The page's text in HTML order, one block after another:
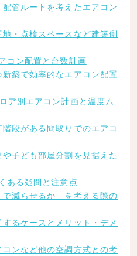
管ルートを考えたエアコン
・点検スペースなど建築側
コン配置と台数計画
築で効率的なエアコン配置
ア別エアコン計画と温度ム
段がある間取りでのエアコ
子ども部屋分割を見据えた
ある疑問と注意点
減らせるか」を考える際の
るケースとメリット・デメ
ンなど他の空調方式との考